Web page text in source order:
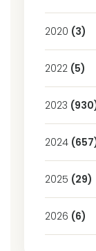
2020 (3)
2022 (5)
2023
2024
2025 (29)
2026 (6)